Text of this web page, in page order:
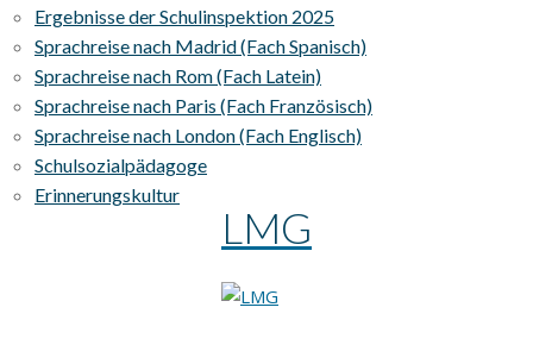
Ergebnisse der Schulinspektion 2025
Sprachreise nach Madrid (Fach Spanisch)
Sprachreise nach Rom (Fach Latein)
Sprachreise nach Paris (Fach Französisch)
Sprachreise nach London (Fach Englisch)
Schulsozialpädagoge
Erinnerungskultur
LMG